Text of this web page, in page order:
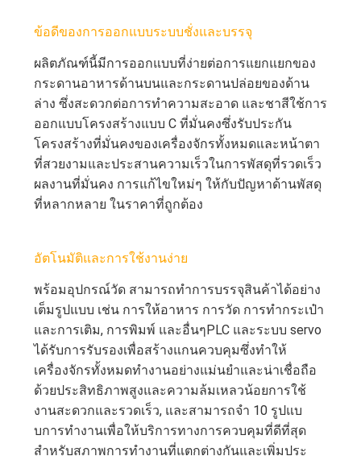
ข้อดีของการออกแบบระบบชั่งและบรรจุ
ผลิตภัณฑ์นี้มีการออกแบบที่ง่ายต่อการแยกแยกของ
กระดานอาหารด้านบนและกระดานปล่อยของด้าน
ล่าง ซึ่งสะดวกต่อการทําความสะอาด และชาสีใช้การ
ออกแบบโครงสร้างแบบ C ที่มั่นคงซึ่งรับประกัน
โครงสร้างที่มั่นคงของเครื่องจักรทั้งหมดและหน้าตา
ที่สวยงามและประสานความเร็วในการพัสดุที่รวดเร็ว
ผลงานที่มั่นคง การแก้ไขใหม่ๆ ให้กับปัญหาด้านพัสดุ
ที่หลากหลาย ในราคาที่ถูกต้อง
อัตโนมัติและการใช้งานง่าย
พร้อมอุปกรณ์วัด สามารถทําการบรรจุสินค้าได้อย่าง
เต็มรูปแบบ เช่น การให้อาหาร การวัด การทํากระเป๋า
และการเติม, การพิมพ์ และอื่นๆPLC และระบบ servo
ได้รับการรับรองเพื่อสร้างแกนควบคุมซึ่งทําให้
เครื่องจักรทั้งหมดทํางานอย่างแม่นยําและน่าเชื่อถือ
ด้วยประสิทธิภาพสูงและความล้มเหลวน้อยการใช้
งานสะดวกและรวดเร็ว, และสามารถจํา 10 รูปแบ
บการทํางานเพื่อให้บริการทางการควบคุมที่ดีที่สุด
สําหรับสภาพการทํางานที่แตกต่างกันและเพิ่มประ